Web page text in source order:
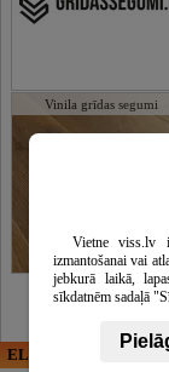
Vinila grīdas segumi
ELECTRIC ENERGY
Vietne viss.lv
izmantošanai vai
jebkurā laikā,
sīkdatnēm sadaļā